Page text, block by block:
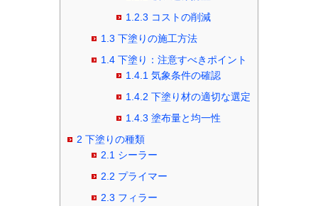
1.2.3 コストの削減
1.3 下塗りの施工方法
1.4 下塗り：注意すべきポイント
1.4.1 気象条件の確認
1.4.2 下塗り材の適切な選定
1.4.3 塗布量と均一性
2 下塗りの種類
2.1 シーラー
2.2 プライマー
2.3 フィラー